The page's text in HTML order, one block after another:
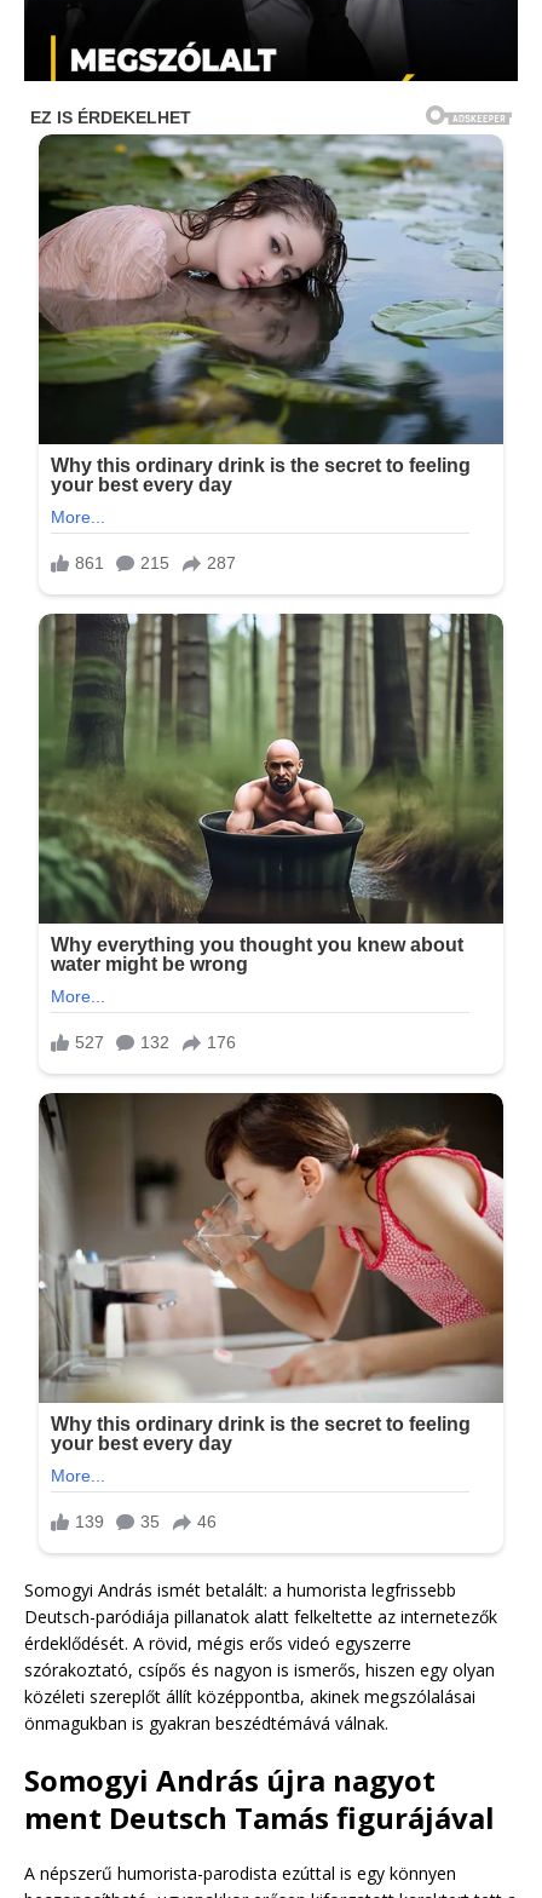
Somogyi András ismét betalált: a humorista legfrissebb
Deutsch-paródiája pillanatok alatt felkeltette az internetezők
érdeklődését. A rövid, mégis erős videó egyszerre
szórakoztató, csípős és nagyon is ismerős, hiszen egy olyan
közéleti szereplőt állít középpontba, akinek megszólalásai
önmagukban is gyakran beszédtémává válnak.
Somogyi András újra nagyot
ment Deutsch Tamás figurájával
A népszerű humorista-parodista ezúttal is egy könnyen